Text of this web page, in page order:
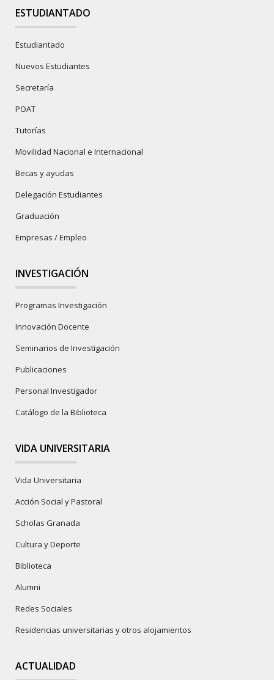
ESTUDIANTADO
Estudiantado
Nuevos Estudiantes
Secretaría
POAT
Tutorías
Movilidad Nacional e Internacional
Becas y ayudas
Delegación Estudiantes
Graduación
Empresas / Empleo
INVESTIGACIÓN
Programas Investigación
Innovación Docente
Seminarios de Investigación
Publicaciones
Personal Investigador
Catálogo de la Biblioteca
VIDA UNIVERSITARIA
Vida Universitaria
Acción Social y Pastoral
Scholas Granada
Cultura y Deporte
Biblioteca
Alumni
Redes Sociales
Residencias universitarias y otros alojamientos
ACTUALIDAD